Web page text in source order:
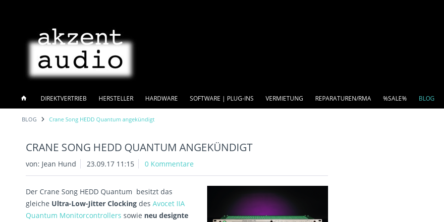
DIREKTVERTRIEB HERSTELLER HARDWARE SOFTWARE | PLUG-INS VERMIETUNG REPARATUREN/RMA %SALE% BLOG
BLOG Crane Song HEDD Quantum angekündigt
CRANE SONG HEDD QUANTUM ANGEKÜNDIGT
von: Jean Hund 23.09.17 11:15 0 Kommentare
Der Crane Song HEDD Quantum besitzt das
gleiche Ultra-Low-Jitter Clocking des Avocet IIA
Quantum Monitorcontrollers sowie neu designte